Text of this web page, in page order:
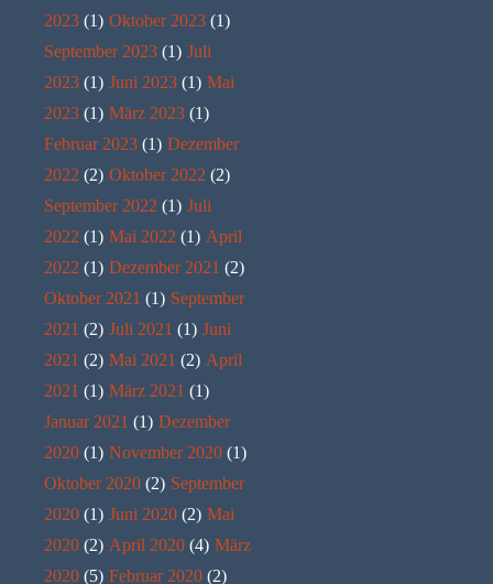
2023 (1) Oktober 2023 (1)
September 2023 (1) Juli
2023 (1) Juni 2023 (1) Mai
2023 (1) März 2023 (1)
Februar 2023 (1) Dezember
2022 (2) Oktober 2022 (2)
September 2022 (1) Juli
2022 (1) Mai 2022 (1) April
2022 (1) Dezember 2021 (2)
Oktober 2021 (1) September
2021 (2) Juli 2021 (1) Juni
2021 (2) Mai 2021 (2) April
2021 (1) März 2021 (1)
Januar 2021 (1) Dezember
2020 (1) November 2020 (1)
Oktober 2020 (2) September
2020 (1) Juni 2020 (2) Mai
2020 (2) April 2020 (4) März
2020 (5) Februar 2020 (2)